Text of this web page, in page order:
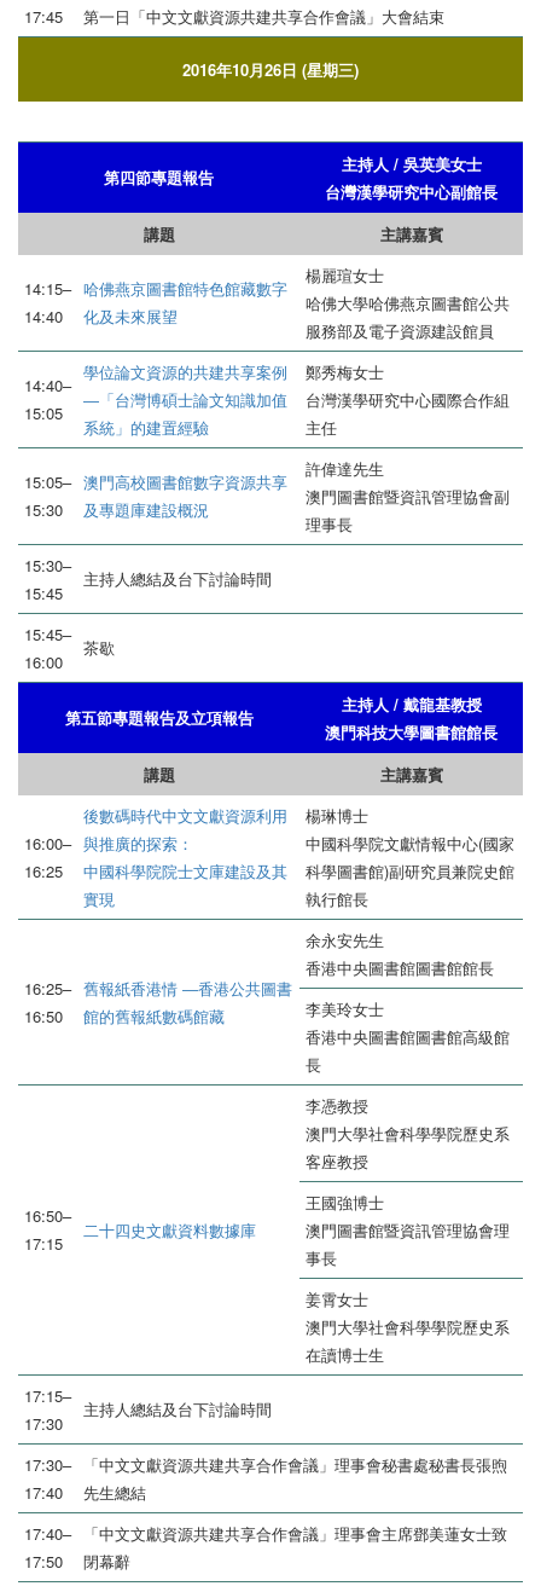
17:45 第一日「中文文獻資源共建共享合作會議」大會結束
2016年10月26日 (星期三)
第四節專題報告
主持人 / 吳英美女士
台灣漢學研究中心副館長
講題
主講嘉賓
14:15–
14:40
哈佛燕京圖書館特色館藏數字
化及未來展望
楊麗瑄女士
哈佛大學哈佛燕京圖書館公共
服務部及電子資源建設館員
14:40–
15:05
學位論文資源的共建共享案例
―「台灣博碩士論文知識加值
系統」的建置經驗
鄭秀梅女士
台灣漢學研究中心國際合作組
主任
15:05–
15:30
澳門高校圖書館數字資源共享
及專題庫建設概況
許偉達先生
澳門圖書館暨資訊管理協會副
理事長
15:30–
15:45
主持人總結及台下討論時間
15:45–
16:00
茶歇
第五節專題報告及立項報告
主持人 / 戴龍基教授
澳門科技大學圖書館館長
講題
主講嘉賓
16:00–
16:25
後數碼時代中文文獻資源利用
與推廣的探索：
中國科學院院士文庫建設及其
實現
楊琳博士
中國科學院文獻情報中心(國家
科學圖書館)副研究員兼院史館
執行館長
16:25–
16:50
舊報紙香港情 ―香港公共圖書
館的舊報紙數碼館藏
余永安先生
香港中央圖書館圖書館館長
李美玲女士
香港中央圖書館圖書館高級館
長
16:50–
17:15
二十四史文獻資料數據庫
李憑教授
澳門大學社會科學學院歷史系
客座教授
王國強博士
澳門圖書館暨資訊管理協會理
事長
姜霄女士
澳門大學社會科學學院歷史系
在讀博士生
17:15–
17:30
主持人總結及台下討論時間
17:30–
17:40
「中文文獻資源共建共享合作會議」理事會秘書處秘書長張煦
先生總結
17:40–
17:50
「中文文獻資源共建共享合作會議」理事會主席鄧美蓮女士致
閉幕辭